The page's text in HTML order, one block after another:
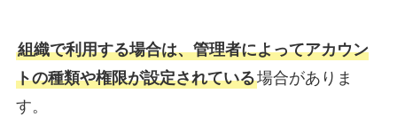
組織で利用する場合は、管理者によってアカウン
トの種類や権限が設定されている場合がありま
す。